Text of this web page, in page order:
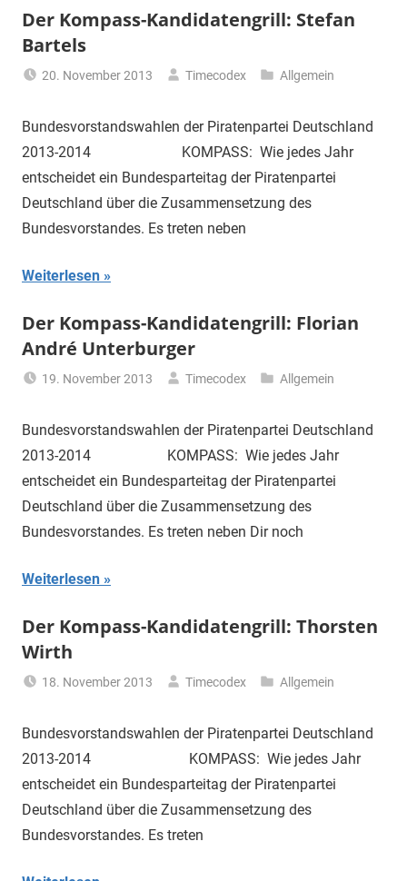
Der Kompass-Kandidatengrill: Stefan
Bartels
20. November 2013 Timecodex Allgemein
Bundesvorstandswahlen der Piratenpartei Deutschland
2013-2014 KOMPASS: Wie jedes Jahr
entscheidet ein Bundesparteitag der Piratenpartei
Deutschland über die Zusammensetzung des
Bundesvorstandes. Es treten neben
Weiterlesen
Der Kompass-Kandidatengrill: Florian
André Unterburger
19. November 2013 Timecodex Allgemein
Bundesvorstandswahlen der Piratenpartei Deutschland
2013-2014 KOMPASS: Wie jedes Jahr
entscheidet ein Bundesparteitag der Piratenpartei
Deutschland über die Zusammensetzung des
Bundesvorstandes. Es treten neben Dir noch
Weiterlesen
Der Kompass-Kandidatengrill: Thorsten
Wirth
18. November 2013 Timecodex Allgemein
Bundesvorstandswahlen der Piratenpartei Deutschland
2013-2014 KOMPASS: Wie jedes Jahr
entscheidet ein Bundesparteitag der Piratenpartei
Deutschland über die Zusammensetzung des
Bundesvorstandes. Es treten